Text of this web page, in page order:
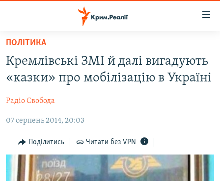
Перейти
основного
матеріалу
до
навігації
Перейти
пошуку
ВОДА.КРИМ
ВІДЕО ТА ФОТО
ПОЛІТИКА
БЛОГИ
ПОГЛЯД
ІНТЕРВ'Ю
ВСЕ ЗА ДЕНЬ
ПОЛІТИКА
Кремлівські ЗМІ й далі вигадують
«казки» про мобілізацію в Україні
Радіо Свобода
07 серпень 2014, 20:03
Поділитись Читати без VPN